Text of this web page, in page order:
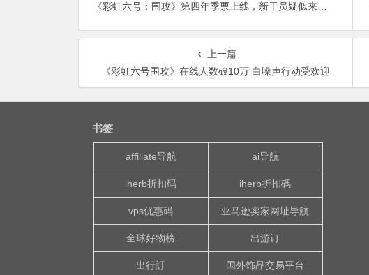
《彩虹六号：围攻》第四年季票上线，新干员疑似来自澳大利亚。
上一篇
《彩虹六号围攻》在线人数破10万 白噪声行动受欢迎
书签
affiliate导航 ai导航
iherb折扣码 iherb折扣碼
vps优惠码 亚马逊卖家网址导航
全球好物榜 出游订
出行訂 国外饰品交易平台